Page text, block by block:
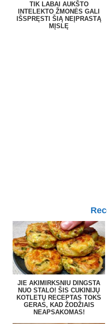
TIK LABAI AUKŠTO
INTELEKTO ŽMONĖS GALI
IŠSPRĘSTI ŠIĄ NEĮPRASTĄ
MĮSLĘ
JIE AKIMIRKSNIU DINGSTA
NUO STALO! ŠIS CUKINIJŲ
KOTLETŲ RECEPTAS TOKS
GERAS, KAD ŽODŽIAIS
NEAPSAKOMAS!